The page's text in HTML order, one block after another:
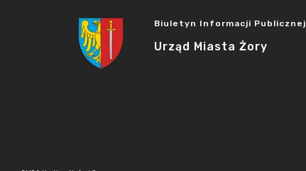
Biuletyn Informacji Publicznej
Urząd Miasta Żory